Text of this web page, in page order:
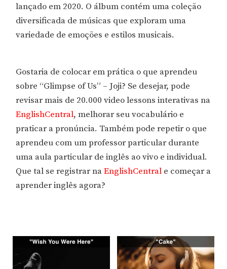
lançado em 2020. O álbum contém uma coleção
diversificada de músicas que exploram uma
variedade de emoções e estilos musicais.
Gostaria de colocar em prática o que aprendeu
sobre “Glimpse of Us” – Joji? Se desejar, pode
revisar mais de 20.000 video lessons interativas na
EnglishCentral, melhorar seu vocabulário e
praticar a pronúncia. Também pode repetir o que
aprendeu com um professor particular durante
uma aula particular de inglês ao vivo e individual.
Que tal se registrar naEnglishCentral e começar a
aprender inglês agora?